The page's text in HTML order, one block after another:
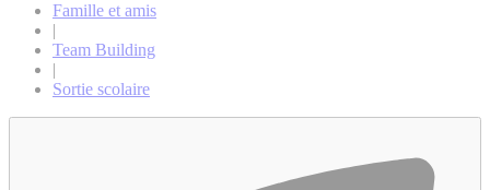
Famille et amis
|
Team Building
|
Sortie scolaire